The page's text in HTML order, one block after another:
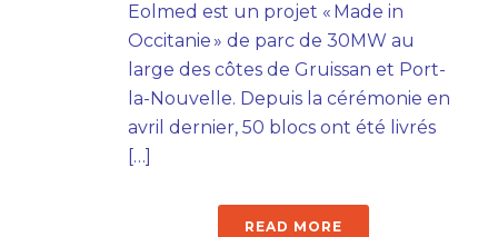
Eolmed est un projet « Made in
Occitanie » de parc de 30MW au
large des côtes de Gruissan et Port-
la-Nouvelle. Depuis la cérémonie en
avril dernier, 50 blocs ont été livrés
[…]
READ MORE